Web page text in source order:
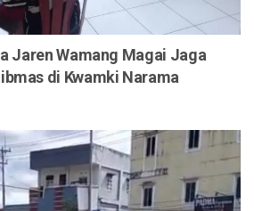
Jaren Wamang Magai Jaga
di Kwamki Narama